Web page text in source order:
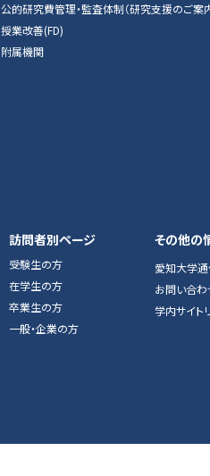
公的研究費管理・監査体制（研究支援のご案
授業改善(FD)
附属機関
訪問者別ページ
受験生の方
在学生の方
卒業生の方
一般・企業の方
その他の
愛知大学
お問い合わ
学内サイト